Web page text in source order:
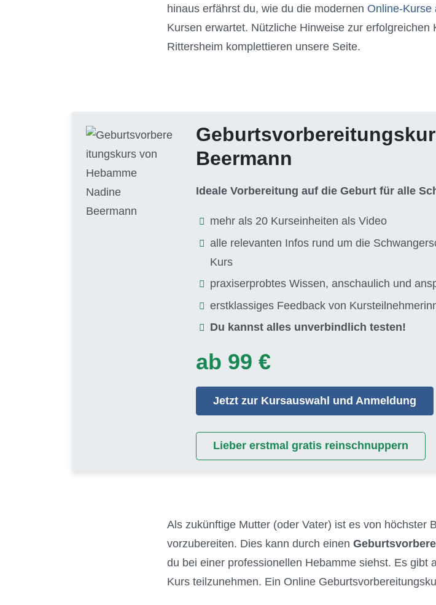
hinaus erfährst du, wie du die modernen Online-Kurse
Kursen erwartet. Nützliche Hinweise zur
Rittersheim komplettieren unsere Seite.
Beermann
Ideale Vorbereitung auf die Geburt für alle
mehr als 20 Kurseinheiten als Video
alle relevanten Infos rund um die
Kurs
praxiserprobtes Wissen, anschaulich und
erstklassiges Feedback von
Du kannst alles unverbindlich testen!
ab 99 €
Jetzt zur Kursauswahl und Anmeldung
Lieber erstmal gratis reinschnuppern
Als zukünftige Mutter (oder Vater) ist es von höchster
vorzubereiten. Dies kann durch einen
du bei einer professionellen Hebamme siehst. Es gibt
Kurs teilzunehmen. Ein Online